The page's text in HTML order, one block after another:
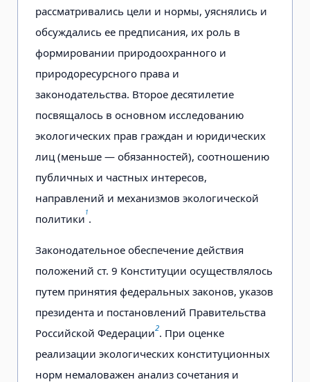
рассматривались цели и нормы, уяснялись и
обсуждались ее предписания, их роль в
формировании природоохранного и
природоресурсного права и
законодательства. Второе десятилетие
посвящалось в основном исследованию
экологических прав граждан и юридических
лиц (меньше — обязанностей), соотношению
публичных и частных интересов,
направлений и механизмов экологической
политики1.
Законодательное обеспечение действия
положений ст. 9 Конституции осуществлялось
путем принятия федеральных законов, указов
президента и постановлений Правительства
Российской Федерации2. При оценке
реализации экологических конституционных
норм немаловажен анализ сочетания и